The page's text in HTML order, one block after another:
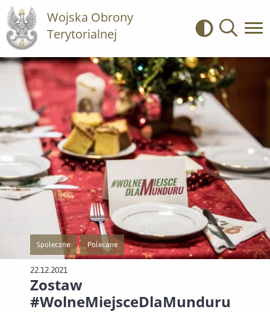
Wojska Obrony
Terytorialnej
Kontrast
Społeczne
Przejście do nowej strony z listą publikacji o kategorii Społeczne
Polecane
Przejście do nowej strony z listą publikacji o kategorii
22.12.2021
Zostaw
#WolneMiejsceDlaMunduru